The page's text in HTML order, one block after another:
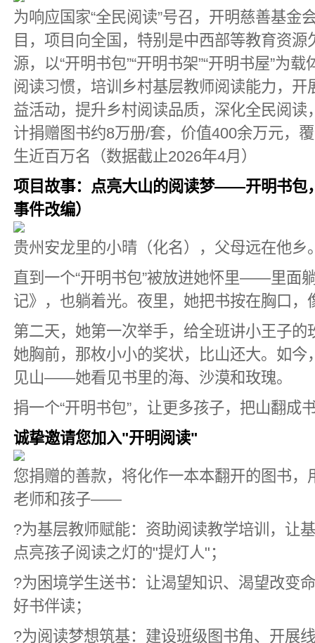
为响应国家“全民阅读”号召，开明慈善基金
目，项目向全国，特别是中西部等教育资
源，以“开明书包”“开明书架”“开明书屋”为
阅读习惯，培训乡村基层教师阅读能力，开
益活动，提升乡村阅读品质，深化全民阅
计捐赠图书约8万册/套，价值400余万元，
生近百万名（数据截止2026年4月）
项目故事：点亮大山的阅读梦——开明书包
事件改编）
贵州安龙里的小晴（化名），父母远在他
直到一个“开明书包”被放进她怀里——里面
记》，也躺着光。夜里，她把书按在胸口，
第二天，她第一次举手，给全班讲小王子的
她胸前，那枚小小的奖状，比山还大。如
见山——她看见书里的海、沙漠和玫瑰。
捐一个“开明书包”，让更多孩子，把山翻成
诚挚邀请您加入"开明阅读"
您捐赠的善款，将化作一本本翻开的图书
老师和孩子——
?为基层教师赋能：资助阅读教学培训，让
点亮孩子阅读之灯的"提灯人"；
?为困境学生送书：让渴望知识、渴望改变
好书伴读；
?为阅读梦想筑基：建设班级图书角、开展